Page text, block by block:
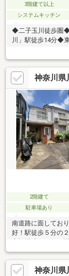
3階建て以上
システムキッチン
◆二子玉川徒歩圏
川」駅徒歩14分
動産屋】として 徹
す■都心エリアに
案■住宅ローンシ
ォールメイトオリ
すく解説したガイ
弊社ホームページ
神奈川県
2階建て
駐車場あり
南道路に面してお
好！駅徒歩５分の
す。ぜひご内見し
神奈川県